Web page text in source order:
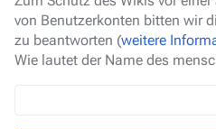
von Benutzerkonten bitten wir
zu beantworten (weitere
Wie lautet der Name des